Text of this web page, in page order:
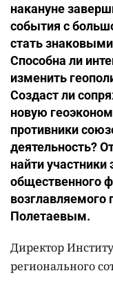
накануне
события с
стать
Способна ли
изменить
Создаст ли
новую
противники
деятельность?
найти участники
общественного
возглавляемого
Полетаевым.
Директор
регионального